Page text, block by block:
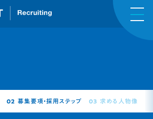
02 募集要項・採用ステップ 03 求める人物像